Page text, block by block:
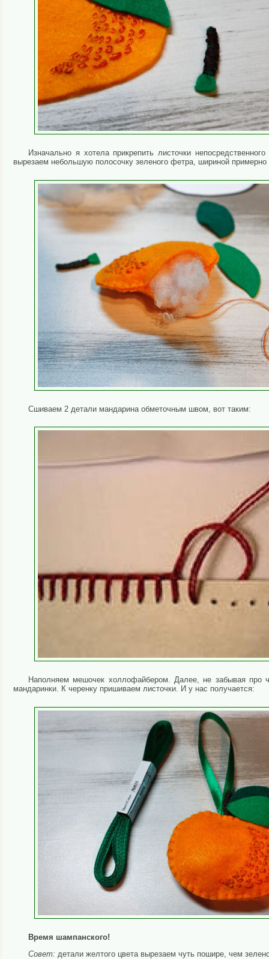
Изначально я хотела прикрепить листочки
вырезаем небольшую полосочку зеленого фетра, шириной
Сшиваем 2 детали мандарина обметочным швом, вот таким:
Наполняем мешочек холлофайбером. Далее, не забывая про
мандаринки. К черенку пришиваем листочки. И у нас получается:
Время шампанского!
Совет: детали желтого цвета вырезаем чуть пошире, чем